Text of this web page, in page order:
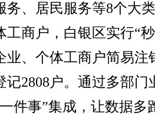
、居民服务等8个大
工商户，白银区实行“
业、个体工商户简易注
记2808户。通过多部门
件事”集成，让数据多